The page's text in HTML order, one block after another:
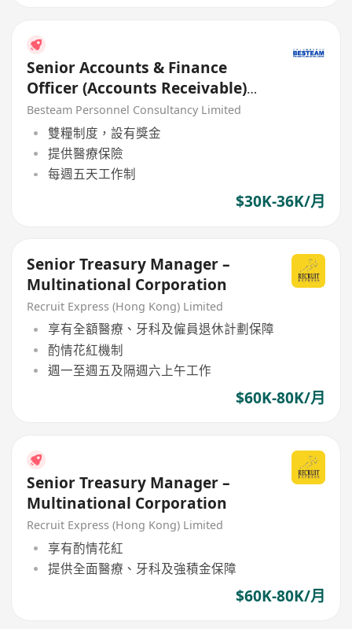
Senior Accounts & Finance
Officer (Accounts Receivable)
30K - 36K
Besteam Personnel Consultancy Limited
雙糧制度，設有獎金
提供醫療保險
每週五天工作制
$30K-36K/月
Senior Treasury Manager –
Multinational Corporation
Recruit Express (Hong Kong) Limited
享有全額醫療、牙科及僱員退休計劃保障
酌情花紅機制
週一至週五及隔週六上午工作
$60K-80K/月
Senior Treasury Manager –
Multinational Corporation
Recruit Express (Hong Kong) Limited
享有酌情花紅
提供全面醫療、牙科及強積金保障
$60K-80K/月